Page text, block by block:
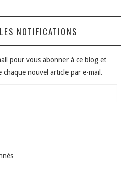
NOTIFICATIONS
pour vous abonner à ce blog et
nouvel article par e-mail.